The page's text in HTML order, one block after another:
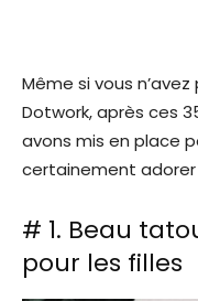
Même si vous
Dotwork, après ces
avons mis en place
certainement
# 1. Beau
pour les filles